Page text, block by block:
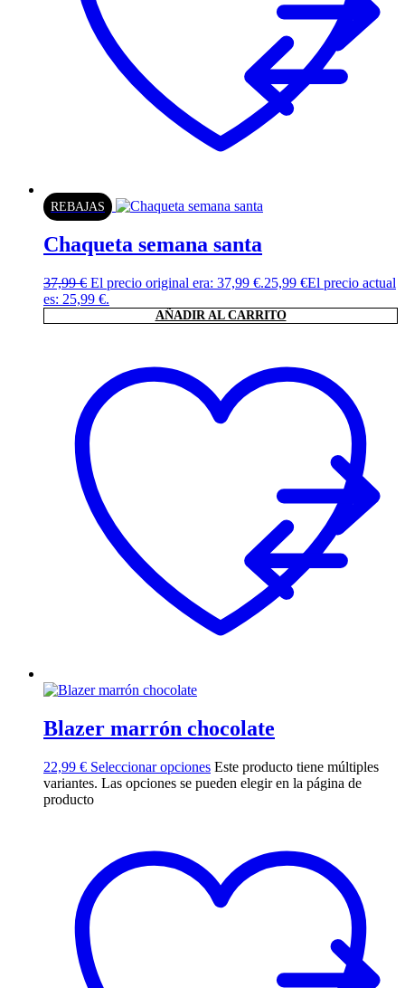
REBAJAS
Chaqueta semana santa
37,99€ El precio original era: 37,99 €.25,99 €El precio actual
es: 25,99 €.
AÑADIR AL CARRITO
Blazer marrón chocolate
22,99 € Seleccionar opciones Este producto tiene múltiples
variantes. Las opciones se pueden elegir en la página de
producto